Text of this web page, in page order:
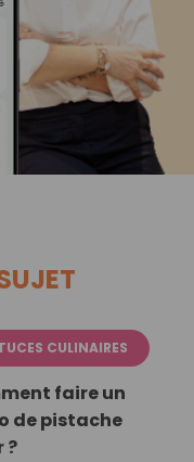
CULINAIRES
faire un
de pistache
?